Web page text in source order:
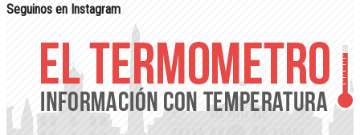
Seguinos en Instagram